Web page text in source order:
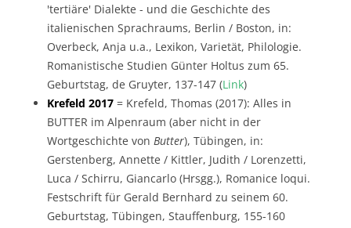
'tertiäre' Dialekte - und die Geschichte des
italienischen Sprachraums, Berlin / Boston, in:
Overbeck, Anja u.a., Lexikon, Varietät, Philologie.
Romanistische Studien Günter Holtus zum 65.
Geburtstag, de Gruyter, 137-147 (Link)
Krefeld 2017 = Krefeld, Thomas (2017): Alles in
BUTTER im Alpenraum (aber nicht in der
Wortgeschichte von Butter), Tübingen, in:
Gerstenberg, Annette / Kittler, Judith / Lorenzetti,
Luca / Schirru, Giancarlo (Hrsgg.), Romanice loqui.
Festschrift für Gerald Bernhard zu seinem 60.
Geburtstag, Tübingen, Stauffenburg, 155-160